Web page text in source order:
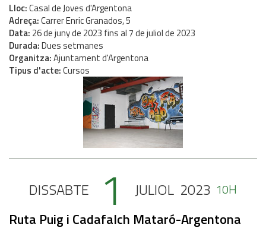
Lloc Casal de Joves d'Argentona
Adreça Carrer Enric Granados, 5
Data 26dejunyde 2023 fins al7dejuliolde 2023
Durada Dues setmanes
Organitza Ajuntament d'Argentona
Tipus d'acte Cursos
DISSABTE 1 JULIOL 2023 10H
Ruta Puig i Cadafalch Mataró-Argentona